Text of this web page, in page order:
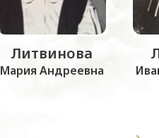
Литвинова
Мария Андреевна